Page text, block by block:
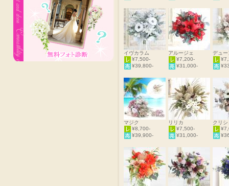
イヴカラム
¥7,500-
¥39,800-
アルージェ
¥7,200-
¥31,000-
デュー
マジク
¥8,700-
¥39,900-
リリカ
¥7,500-
¥31,000-
クリシ